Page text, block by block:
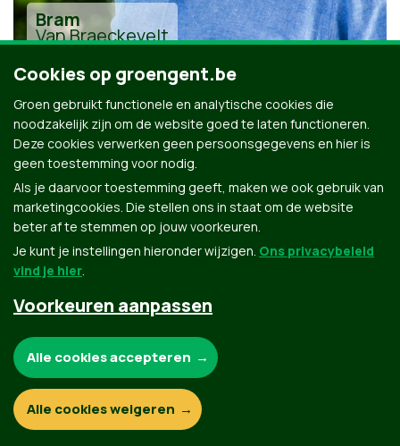
Bram
Van Braeckevelt
Alle kandidaten uit Gent
Groen.be
© Copyright Groen 2026 | Gemaakt met NationBuilder
Contact Privacybeleid
Cookies op groengent.be
Groen gebruikt functionele en analytische cookies die
noodzakelijk zijn om de website goed te laten functioneren.
Deze cookies verwerken geen persoonsgegevens en hier is
geen toestemming voor nodig.
Als je daarvoor toestemming geeft, maken we ook gebruik van
marketingcookies. Die stellen ons in staat om de website
beter af te stemmen op jouw voorkeuren.
Je kunt je instellingen hieronder wijzigen. Ons privacybeleid
vind je hier.
Voorkeuren aanpassen
Functionele en analytische cookies:
Alle cookies accepteren
Alle cookies weigeren